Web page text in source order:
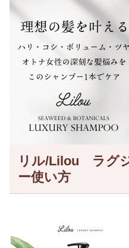
リル/Lilou ラグ
ー使い方